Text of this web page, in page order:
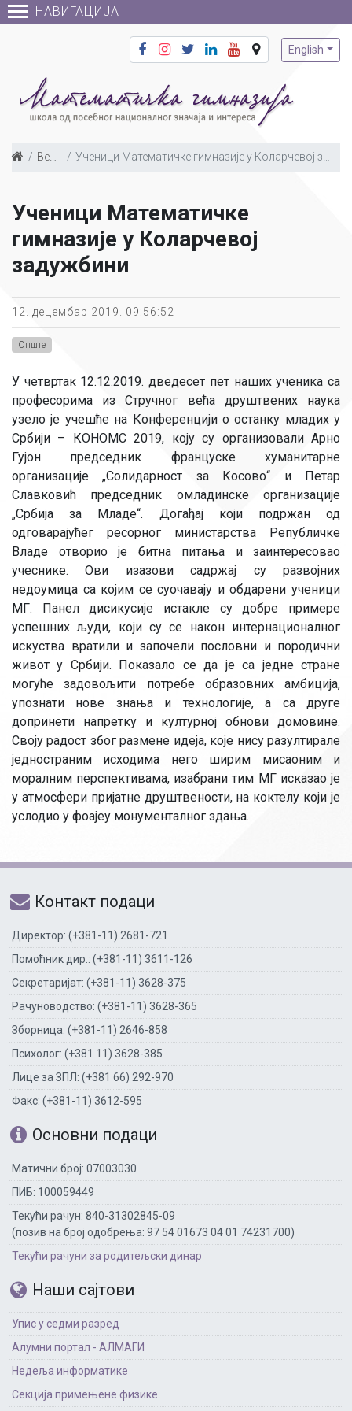
НАВИГАЦИЈА
English
Вести Ученици Математичке гимназије у Коларчевој задужбини
Ученици Математичке
гимназије у Коларчевој
задужбини
12. децембар 2019. 09:56:52
Опште
У четвртак 12.12.2019. дведесет пет наших ученика са
професорима из Стручног већа друштвених наука
узело је учешће на Конференцији о останку младих у
Србији – КОНОМС 2019, коју су организовали Арно
Гујон председник француске хуманитарне
организације „Солидарност за Косово“ и Петар
Славковић председник омладинске организације
„Србија за Младе“. Догађај који подржан од
одговарајућег ресорног министарства Републичке
Владе отворио је битна питања и заинтересовао
учеснике. Ови изазови садржај су развојних
недоумица са којим се суочавају и обдарени ученици
МГ. Панел дисикусије истакле су добре примере
успешних људи, који су се након интернационалног
искуства вратили и започели пословни и породични
живот у Србији. Показало се да је са једне стране
могуће задовољити потребе образовних амбиција,
упознати нове знања и технологије, а са друге
допринети напретку и културној обнови домовине.
Своју радост због размене идеја, које нису разултирале
једностраним исходима него ширим мисаоним и
моралним перспективама, изабрани тим МГ исказао је
у атмосфери пријатне друштвености, на коктелу који је
услодио у фоајеу монументалног здања.
Контакт подаци
Директор: (+381-11) 2681-721
Помоћник дир.: (+381-11) 3611-126
Секретаријат: (+381-11) 3628-375
Рачуноводство: (+381-11) 3628-365
Зборница: (+381-11) 2646-858
Психолог: (+381 11) 3628-385
Лице за ЗПЛ: (+381 66) 292-970
Факс: (+381-11) 3612-595
Основни подаци
Матични број: 07003030
ПИБ: 100059449
Текући рачун: 840-31302845-09
(позив на број одобрења: 97 54 01673 04 01 74231700)
Текући рачуни за родитељски динар
Наши сајтови
Упис у седми разред
Алумни портал - АЛМАГИ
Недеља информатике
Секција примењене физике